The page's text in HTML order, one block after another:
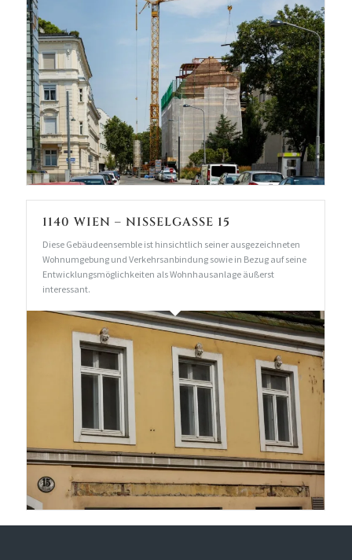
1140 WIEN – NISSELGASSE 15
Diese Gebäudeensemble ist hinsichtlich seiner ausgezeichneten
Wohnumgebung und Verkehrsanbindung sowie in Bezug auf seine
Entwicklungsmöglichkeiten als Wohnhausanlage äußerst
interessant.